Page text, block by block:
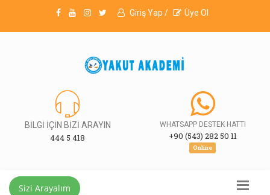
Giriş Yap / Üye Ol
BİLGİ İÇİN BİZİ ARAYIN
444 5 418
WHATSAPP DESTEK HATTI
+90 (543) 282 50 11
Online
Sizi Arayalım